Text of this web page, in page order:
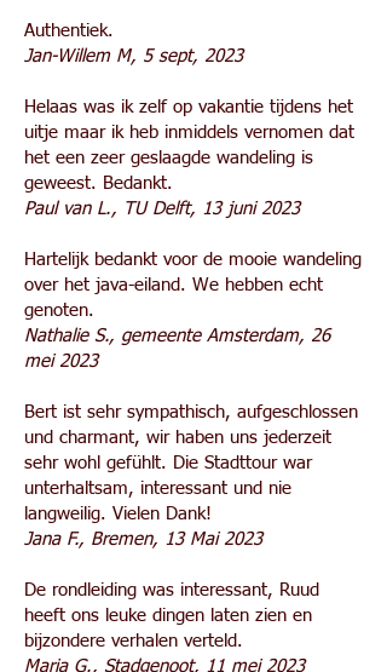
Authentiek.
Jan-Willem M, 5 sept, 2023
Helaas was ik zelf op vakantie tijdens het
uitje maar ik heb inmiddels vernomen dat
het een zeer geslaagde wandeling is
geweest. Bedankt.
Paul van L., TU Delft, 13 juni 2023
Hartelijk bedankt voor de mooie wandeling
over het java-eiland. We hebben echt
genoten.
Nathalie S., gemeente Amsterdam, 26
mei 2023
Bert ist sehr sympathisch, aufgeschlossen
und charmant, wir haben uns jederzeit
sehr wohl gefühlt. Die Stadttour war
unterhaltsam, interessant und nie
langweilig. Vielen Dank!
Jana F., Bremen, 13 Mai 2023
De rondleiding was interessant, Ruud
heeft ons leuke dingen laten zien en
bijzondere verhalen verteld.
Maria G., Stadgenoot, 11 mei 2023